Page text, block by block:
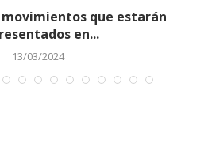
que estarán
en...
13/03/2024